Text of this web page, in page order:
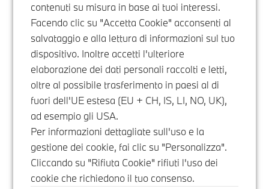
contenuti su misura in base ai tuoi interessi.
Facendo clic su "Accetta Cookie" acconsenti al
salvataggio e alla lettura di informazioni sul tuo
dispositivo. Inoltre accetti l'ulteriore
elaborazione dei dati personali raccolti e letti,
oltre al possibile trasferimento in paesi al di
fuori dell'UE estesa (EU + CH, IS, LI, NO, UK),
ad esempio gli USA.
Per informazioni dettagliate sull'uso e la
gestione dei cookie, fai clic su "Personalizza".
Cliccando su "Rifiuta Cookie" rifiuti l'uso dei
cookie che richiedono il tuo consenso.